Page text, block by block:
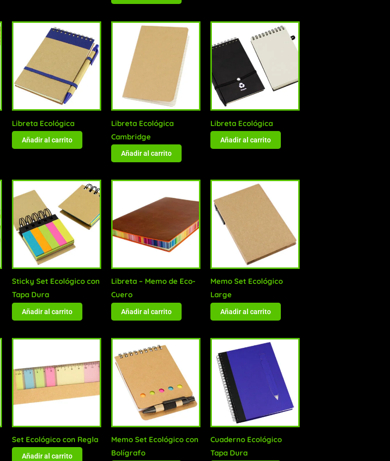
Libreta Ecológica
Añadir al carrito
Libreta Ecológica
Cambridge
Añadir al carrito
Libreta Ecológica
Añadir al carrito
Sticky Set Ecológico con
Tapa Dura
Añadir al carrito
Libreta – Memo de Eco-
Cuero
Añadir al carrito
Memo Set Ecológico
Large
Añadir al carrito
Set Ecológico con Regla
Añadir al carrito
Memo Set Ecológico con
Bolígrafo
Cuaderno Ecológico
Tapa Dura